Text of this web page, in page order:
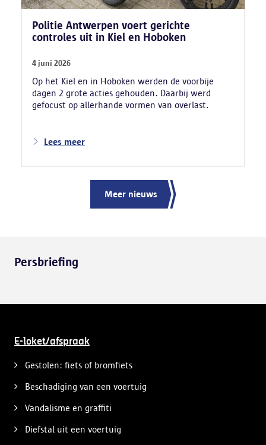
Politie Antwerpen voert gerichte
controles uit in Kiel en Hoboken
4 juni 2026
Op het Kiel en in Hoboken werden de voorbije
dagen 2 grote acties gehouden. Daarbij werd
gefocust op allerhande vormen van overlast.
Lees meer
Meer nieuws
Persbriefing
E-loket/afspraak
Gestolen: fiets of bromfiets
Beschadiging van een voertuig
Vandalisme en graffiti
Diefstal uit een voertuig